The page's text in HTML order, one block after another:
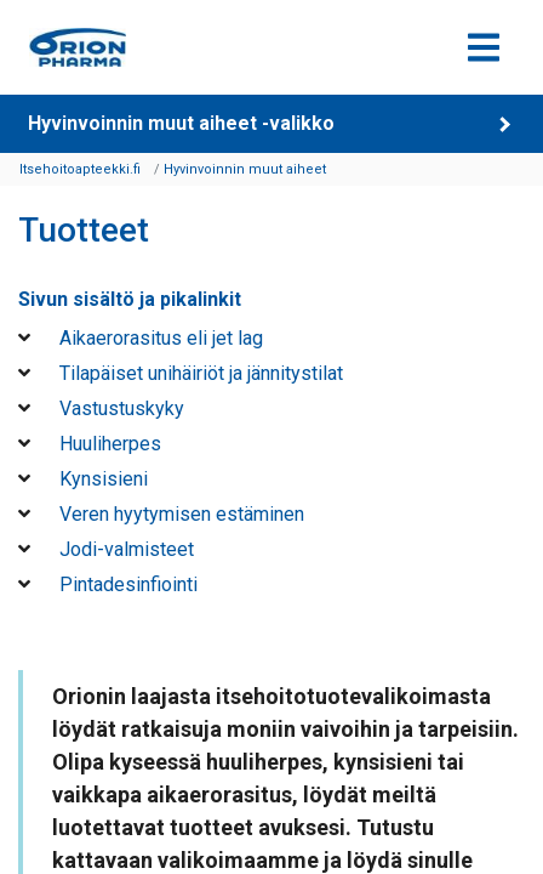
Siirry sisältöön
Hyvinvoinnin muut aiheet -valikko
Itsehoitoapteekki.fi Hyvinvoinnin muut aiheet
Tuotteet
Sivun sisältö ja pikalinkit
Aikaerorasitus eli jet lag
Tilapäiset unihäiriöt ja jännitystilat
Vastustuskyky
Huuliherpes
Kynsisieni
Veren hyytymisen estäminen
Jodi-valmisteet
Pintadesinfiointi
Orionin laajasta itsehoitotuotevalikoimasta
löydät ratkaisuja moniin vaivoihin ja tarpeisiin.
Olipa kyseessä huuliherpes, kynsisieni tai
vaikkapa aikaerorasitus, löydät meiltä
luotettavat tuotteet avuksesi. Tutustu
kattavaan valikoimaamme ja löydä sinulle